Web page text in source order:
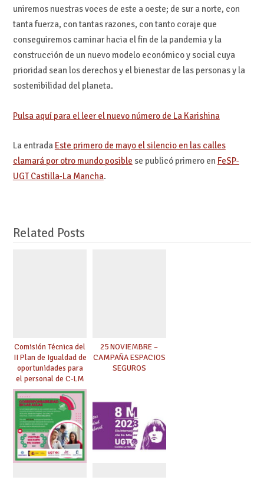
uniremos nuestras voces de este a oeste; de sur a norte, con
tanta fuerza, con tantas razones, con tanto coraje que
conseguiremos caminar hacia el fin de la pandemia y la
construcción de un nuevo modelo económico y social cuya
prioridad sean los derechos y el bienestar de las personas y la
sostenibilidad del planeta.
Pulsa aquí para el leer el nuevo número de La Karishina
La entrada Este primero de mayo el silencio en las calles
clamará por otro mundo posible se publicó primero en FeSP-
UGT Castilla-La Mancha.
Related Posts
Comisión Técnica del
II Plan de Igualdad de
oportunidades para
el personal de C-LM
25 NOVIEMBRE –
CAMPAÑA ESPACIOS
SEGUROS